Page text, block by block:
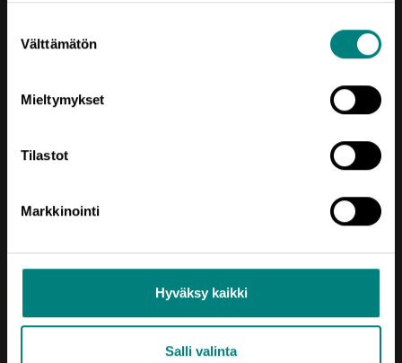
valinta
Välttämätön
Mieltymykset
Tilastot
Markkinointi
Hyväksy kaikki
Salli valinta
Oikotie
AJANKOHTAISTA
KEHITTÄMISTEEMAT
SIJOITU SATAKUNTAAN
TIETOA MEISTÄ